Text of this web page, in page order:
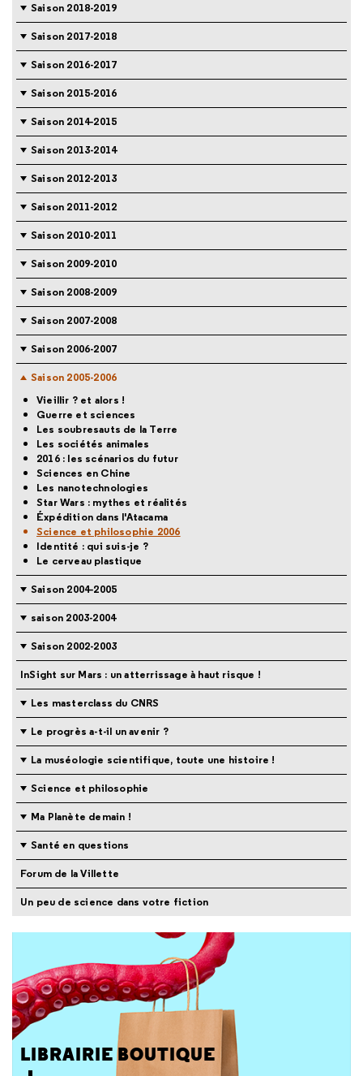
Saison 2018-2019
Saison 2017-2018
Saison 2016-2017
Saison 2015-2016
Saison 2014-2015
Saison 2013-2014
Saison 2012-2013
Saison 2011-2012
Saison 2010-2011
Saison 2009-2010
Saison 2008-2009
Saison 2007-2008
Saison 2006-2007
Saison 2005-2006
Vieillir ? et alors !
Guerre et sciences
Les soubresauts de la Terre
Les sociétés animales
2016 : les scénarios du futur
Sciences en Chine
Les nanotechnologies
Star Wars : mythes et réalités
Éxpédition dans l'Atacama
Science et philosophie 2006
Identité : qui suis-je ?
Le cerveau plastique
Saison 2004-2005
saison 2003-2004
Saison 2002-2003
InSight sur Mars : un atterrissage à haut risque !
Les masterclass du CNRS
Le progrès a-t-il un avenir ?
La muséologie scientifique, toute une histoire !
Science et philosophie
Ma Planète demain !
Santé en questions
Forum de la Villette
Un peu de science dans votre fiction
LIBRAIRIE BOUTIQUE